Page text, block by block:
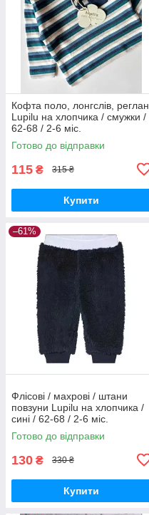
Кофта поло, лонгслів, реглан
Lupilu на хлопчика / смужки /
62-68 / 2-6 міс.
Готово до відправки
115 ₴ 315 ₴
Купити
–61%
Флісові / махрові / штани
повзуни Lupilu на хлопчика /
сині / 62-68 / 2-6 міс.
Готово до відправки
130 ₴ 330 ₴
Купити